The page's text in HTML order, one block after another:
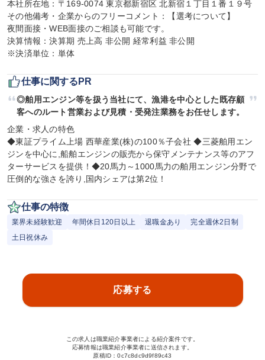
本社所在地：〒169-0074 東京都新宿区 北新宿１丁目１番１９号
その他備考・企業からのフリーコメント：【選考について】
夜間面接・WEB面接のご相談も可能です。
決算情報：決算期 売上高 非公開 経常利益 非公開
※決済単位：単体
仕事に関するPR
◎舶用エンジン等を扱う当社にて、漁港を中心とした既存顧
客へのルート営業および見積・受発注業務をお任せします。
企業・求人の特色
◆東証プライム上場 西華産業(株)の100％子会社 ◆三菱舶用エン
ジンを中心に,船舶エンジンの販売から保守メンテナンス等のアフ
ターサービスを提供！◆20馬力～1000馬力の舶用エンジン分野で
圧倒的な強さを誇り,国内シェアは第2位！
仕事の特徴
業界未経験歓迎 年間休日120日以上 退職金あり
完全週休2日制
土日祝休み
応募する
この求人は職業紹介事業者による紹介案件です。
応募情報は職業紹介事業者に送信されます。
原稿ID：0c7c8dc9d9f89c43